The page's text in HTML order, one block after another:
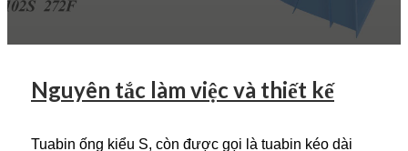
Nguyên tắc làm việc và thiết kế
Tuabin ống kiểu S, còn được gọi là tuabin kéo dài